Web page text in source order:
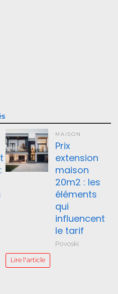
MAISON
Prix
extension
maison
20m2 : les
éléments
qui
influencent
le tarif
Povoski
Lire l'article